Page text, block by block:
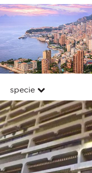
specie